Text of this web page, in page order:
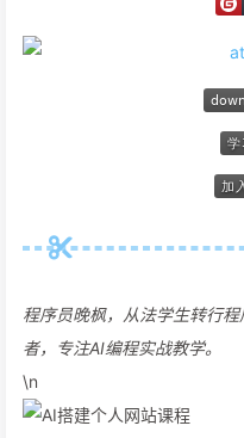
程序员晚枫，从法学生转行
者，专注AI编程实战教学。
\n